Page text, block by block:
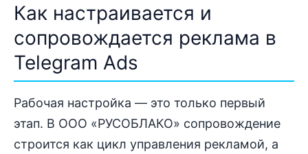
Как настраивается и
сопровождается реклама в
Telegram Ads
Рабочая настройка — это только первый
этап. В ООО «РУСОБЛАКО» сопровождение
строится как цикл управления рекламой, а